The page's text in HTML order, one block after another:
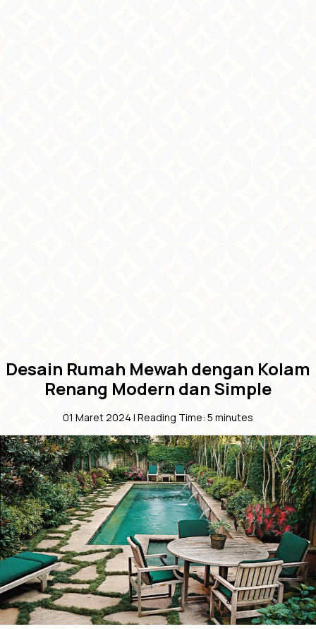
Desain Rumah Mewah dengan Kolam
Renang Modern dan Simple
01 Maret 2024 | Reading Time: 5 minutes